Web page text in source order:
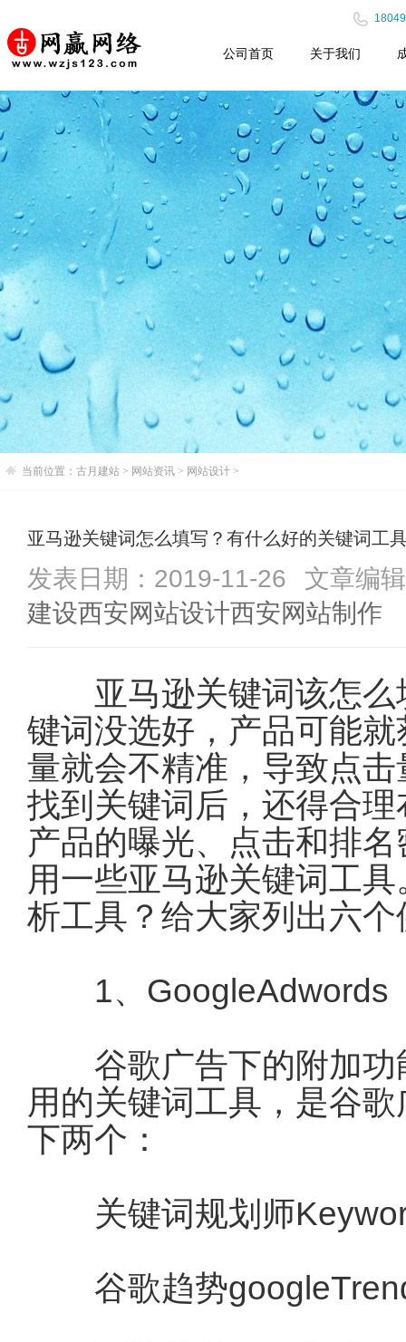
公司首页 关于我们
当前位置： 古月建站 > 网站资讯 > 网站设计 >
亚马逊关键词怎么填写？有什么好的关键词工
发表日期：2019-11-26
文章编
建设西安网站设计西安网站制作
亚马逊关键词该怎么
键词没选好，产品可能
量就会不精准，导致点
找到关键词后，还得合
产品的曝光、点击和排
用一些亚马逊关键词工
析工具？给大家列出六
1、GoogleAdwords
谷歌广告下的附加功
用的关键词工具，是谷
下两个：
关键词规划师
谷歌趋势